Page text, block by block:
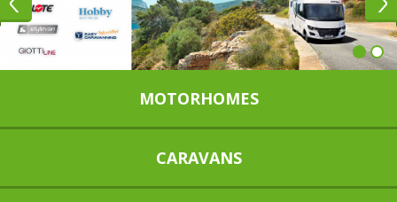
1 2
MOTORHOMES
CARAVANS